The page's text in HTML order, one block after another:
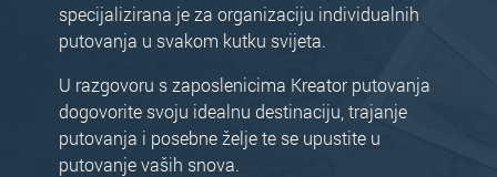
specijalizirana je za organizaciju individualnih
putovanja u svakom kutku svijeta.
U razgovoru s zaposlenicima Kreator putovanja
dogovorite svoju idealnu destinaciju, trajanje
putovanja i posebne želje te se upustite u
putovanje vaših snova.